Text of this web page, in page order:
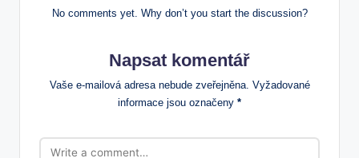
No comments yet. Why don’t you start the discussion?
Napsat komentář
Vaše e-mailová adresa nebude zveřejněna. Vyžadované
informace jsou označeny *